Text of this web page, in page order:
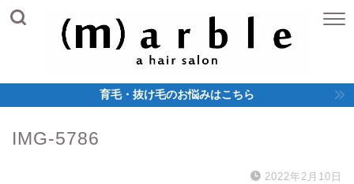
育毛・抜け毛のお悩みはこちら
IMG-5786
2022年2月10日